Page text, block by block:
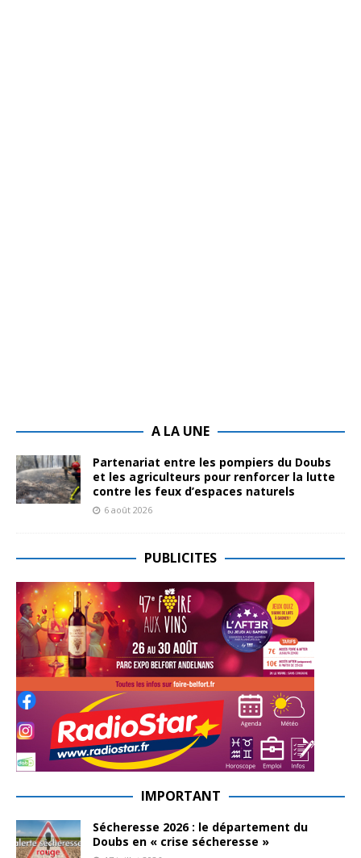
A LA UNE
Partenariat entre les pompiers du Doubs
et les agriculteurs pour renforcer la lutte
contre les feux d’espaces naturels
6 août 2026
PUBLICITES
IMPORTANT
Sécheresse 2026 : le département du
Doubs en « crise sécheresse »